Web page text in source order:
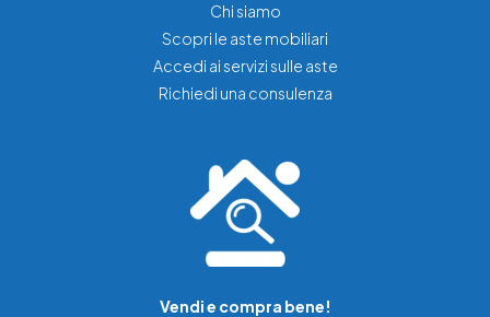
Chi siamo
Scopri le aste mobiliari
Accedi ai servizi sulle aste
Richiedi una consulenza
Vendi e compra bene!